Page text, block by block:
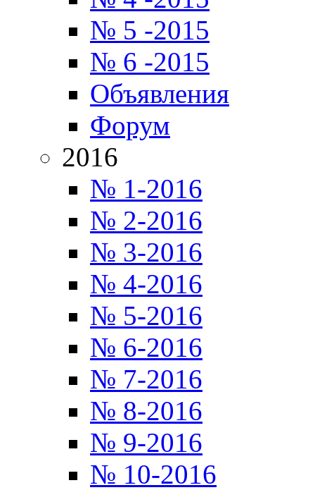
№ 5 -2015
№ 6 -2015
Объявления
Форум
2016
№ 1-2016
№ 2-2016
№ 3-2016
№ 4-2016
№ 5-2016
№ 6-2016
№ 7-2016
№ 8-2016
№ 9-2016
№ 10-2016